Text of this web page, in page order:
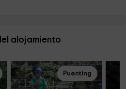
alojamiento
Puenting